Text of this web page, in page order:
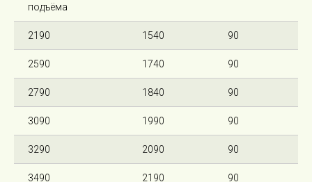
подъёма
2190 1540 90
2590 1740 90
2790 1840 90
3090 1990 90
3290 2090 90
3490 2190 90